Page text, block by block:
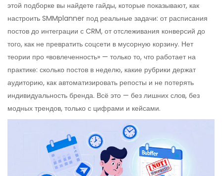
этой подборке вы найдете гайды, которые показывают, как
настроить SMMplanner под реальные задачи: от расписания
постов до интеграции с CRM, от отслеживания конверсий до
того, как не превратить соцсети в мусорную корзину. Нет
теории про «вовлеченность» — только то, что работает на
практике: сколько постов в неделю, какие рубрики держат
аудиторию, как автоматизировать репосты и не потерять
индивидуальность бренда. Всё это — без лишних слов, без
модных трендов, только с цифрами и кейсами.